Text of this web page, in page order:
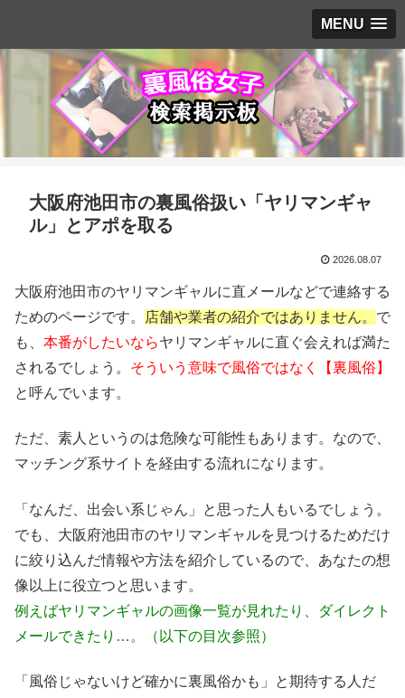
MENU
大阪府池田市の裏風俗扱い「ヤリマンギャ
ル」とアポを取る
2026.08.07
大阪府池田市のヤリマンギャルに直メールなどで連絡する
ためのページです。
店舗や業者の紹介ではありません。 で
も、 本番がしたいならヤリマンギャルに直ぐ会えれば満た
されるでしょう。 そういう意味で風俗ではなく【裏風俗】
と呼んでいます。
ただ、素人というのは危険な可能性もあります。なので、
マッチング系サイトを経由する流れになります。
「なんだ、出会い系じゃん」と思った人もいるでしょう。
でも、大阪府池田市のヤリマンギャルを見つけるためだけ
に絞り込んだ情報や方法を紹介しているので、あなたの想
像以上に役立つと思います。
例えばヤリマンギャルの画像一覧が見れたり、ダイレクト
メールできたり…。（以下の目次参照）
「風俗じゃないけど確かに裏風俗かも」と期待する人だ